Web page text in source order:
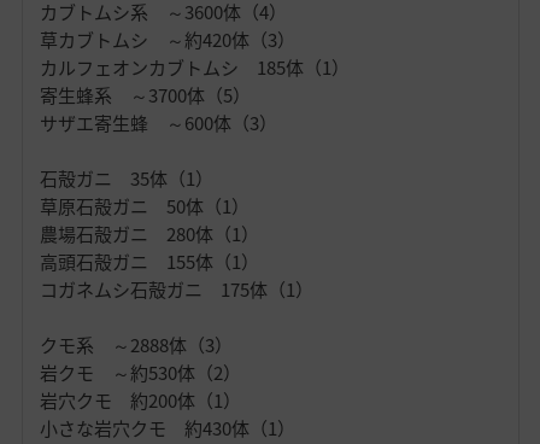
カブトムシ系 ～3600体（4）
草カブトムシ ～約420体（3）
カルフェオンカブトムシ 185体（1）
寄生蜂系 ～3700体（5）
サザエ寄生蜂 ～600体（3）
石殻ガニ 35体（1）
草原石殻ガニ 50体（1）
農場石殻ガニ 280体（1）
高頭石殻ガニ 155体（1）
コガネムシ石殻ガニ 175体（1）
クモ系 ～2888体（3）
岩クモ ～約530体（2）
岩穴クモ 約200体（1）
小さな岩穴クモ 約430体（1）